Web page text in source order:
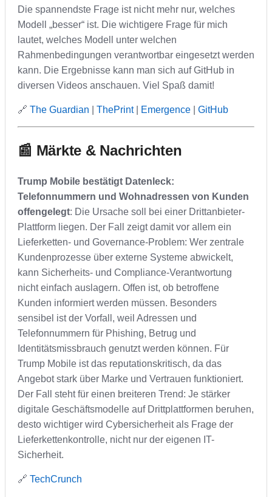
Die spannendste Frage ist nicht mehr nur, welches
Modell „besser“ ist. Die wichtigere Frage für mich
lautet, welches Modell unter welchen
Rahmenbedingungen verantwortbar eingesetzt werden
kann. Die Ergebnisse kann man sich auf GitHub in
diversen Videos anschauen. Viel Spaß damit!
🔗 The Guardian ThePrint| Emergence GitHub
📰 Märkte & Nachrichten
Trump Mobile bestätigt Datenleck:
Telefonnummern und Wohnadressen von Kunden
offengelegt: Die Ursache soll bei einer Drittanbieter-
Plattform liegen. Der Fall zeigt damit vor allem ein
Lieferketten- und Governance-Problem: Wer zentrale
Kundenprozesse über externe Systeme abwickelt,
kann Sicherheits- und Compliance-Verantwortung
nicht einfach auslagern. Offen ist, ob betroffene
Kunden informiert werden müssen. Besonders
sensibel ist der Vorfall, weil Adressen und
Telefonnummern für Phishing, Betrug und
Identitätsmissbrauch genutzt werden können. Für
Trump Mobile ist das reputationskritisch, da das
Angebot stark über Marke und Vertrauen funktioniert.
Der Fall steht für einen breiteren Trend: Je stärker
digitale Geschäftsmodelle auf Drittplattformen beruhen,
desto wichtiger wird Cybersicherheit als Frage der
Lieferkettenkontrolle, nicht nur der eigenen IT-
Sicherheit.
🔗 TechCrunch